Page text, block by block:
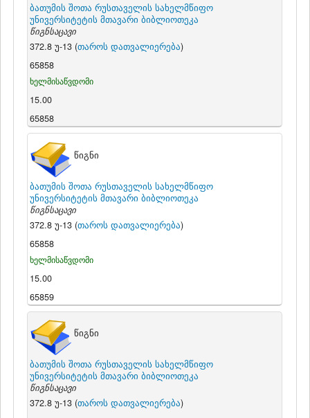
ბათუმის შოთა რუსთაველის სახელმწიფო
უნივერსიტეტის მთავარი ბიბლიოთეკა
წიგნსაცავი
372.8 უ-13 (თაროს დათვალიერება)
65858
ხელმისაწვდომი
15.00
65858
წიგნი
ბათუმის შოთა რუსთაველის სახელმწიფო
უნივერსიტეტის მთავარი ბიბლიოთეკა
წიგნსაცავი
372.8 უ-13 (თაროს დათვალიერება)
65858
ხელმისაწვდომი
15.00
65859
წიგნი
ბათუმის შოთა რუსთაველის სახელმწიფო
უნივერსიტეტის მთავარი ბიბლიოთეკა
წიგნსაცავი
372.8 უ-13 (თაროს დათვალიერება)